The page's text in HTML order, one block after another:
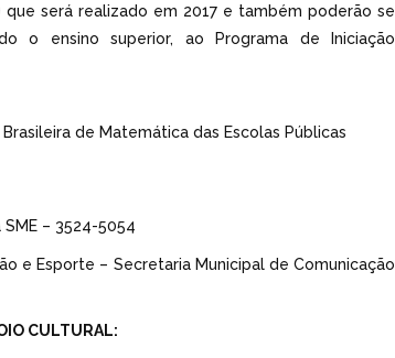
que será realizado em 2017 e também poderão se
o ensino superior, ao Programa de Iniciação
de Matemática das Escolas Públicas
– 3524-5054
e Esporte – Secretaria Municipal de Comunicação
CULTURAL: